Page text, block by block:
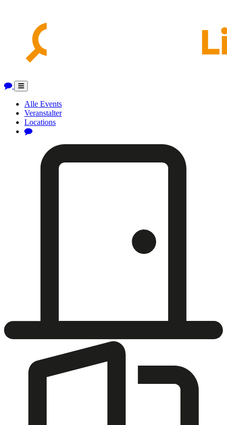
Toggle
navigation
Alle Events
Veranstalter
Locations